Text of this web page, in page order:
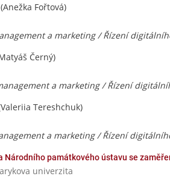
(Anežka Fořtová)
a marketing / Řízení
Černý)
a marketing / Řízení
Tereshchuk)
a marketing / Řízení
památkového ústavu se
univerzita